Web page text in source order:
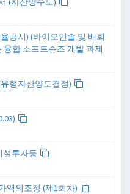
공시) (바이오인솔 및 배회
융합 소프트슈즈 개발 과제
형자산양도결정)
설투자등
액의조정 (제1회차)